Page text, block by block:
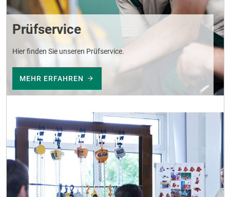
Prüfservice
Hier finden Sie unseren Prüfservice.
MEHR ERFAHREN